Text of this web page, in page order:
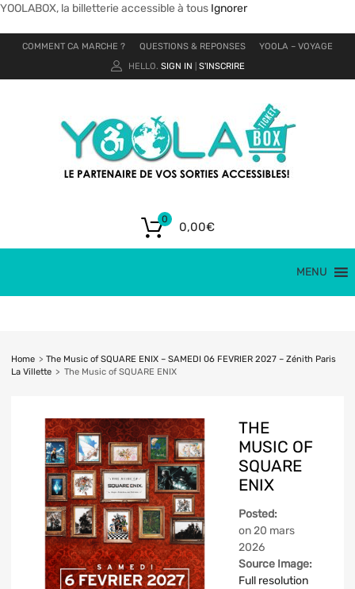
YOOLABOX, la billetterie accessible à tous Ignorer
COMMENT CA MARCHE ? QUESTIONS & REPONSES
YOOLA – VOYAGE
HELLO. SIGN IN S'INSCRIRE
0,00€
0
MENU
Home > The Music of SQUARE ENIX – SAMEDI 06 FEVRIER 2027 – Zénith Paris
La Villette > The Music of SQUARE ENIX
THE
MUSIC OF
SQUARE
ENIX
Posted:
on20 mars
2026
Source Image:
Full resolution